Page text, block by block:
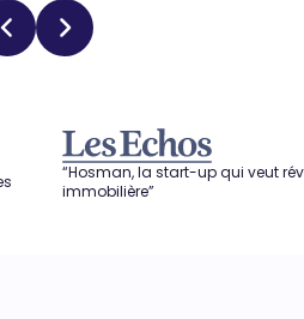
la start-up qui veut révolutionner